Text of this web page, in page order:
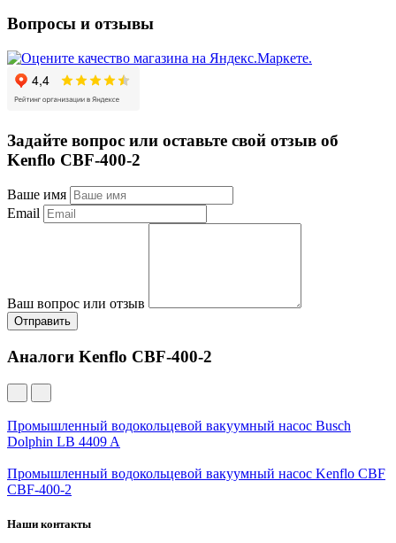
Вопросы и отзывы
Задайте вопрос или оставьте свой отзыв об
Kenflo CBF-400-2
Ваше имя
Email
Ваш вопрос или отзыв
Отправить
Аналоги Kenflo CBF-400-2
Промышленный водокольцевой вакуумный насос Busch
Dolphin LB 4409 A
Промышленный водокольцевой вакуумный насос Kenflo CBF
CBF-400-2
Наши контакты